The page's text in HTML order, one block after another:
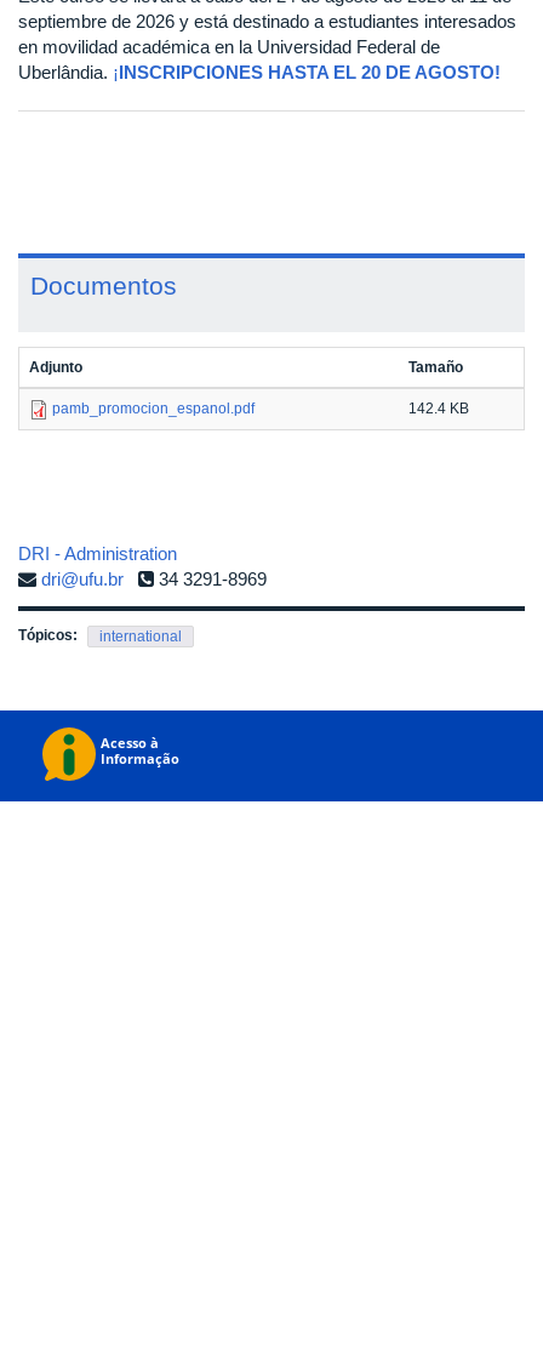
septiembre de 2026 y está destinado a estudiantes interesados
en movilidad académica en la Universidad Federal de
Uberlândia. ¡INSCRIPCIONES HASTA EL 20 DE AGOSTO!
Documentos
Adjunto Tamaño
pamb_promocion_espanol.pdf 142.4 KB
DRI - Administration
dri@ufu.br
34 3291-8969
Tópicos: international